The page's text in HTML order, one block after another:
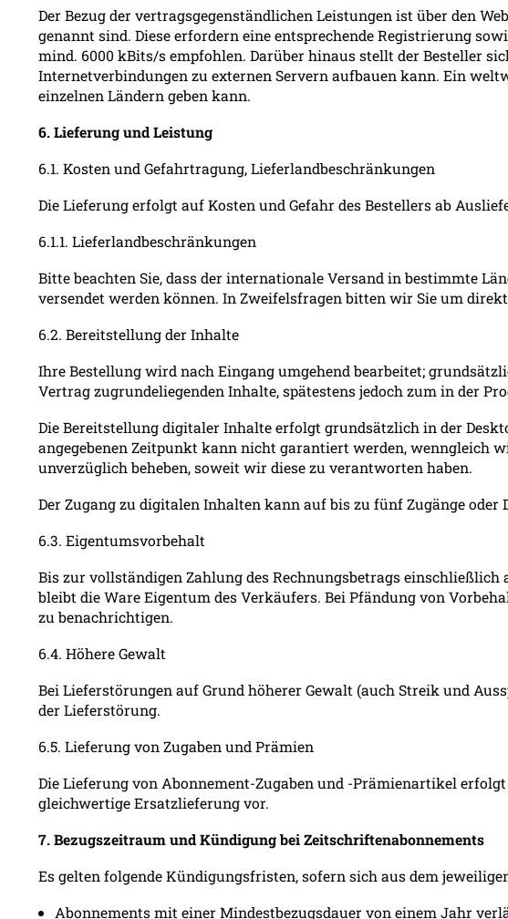
Der Bezug der vertragsgegenständlichen Leistungen ist über den
genannt sind. Diese erfordern eine entsprechende Registrierung
mind. 6000 kBits/s empfohlen. Darüber hinaus stellt der Besteller
Internetverbindungen zu externen Servern aufbauen kann. Ein
einzelnen Ländern geben kann.
6. Lieferung und Leistung
6.1. Kosten und Gefahrtragung, Lieferlandbeschränkungen
Die Lieferung erfolgt auf Kosten und Gefahr des Bestellers ab
6.1.1. Lieferlandbeschränkungen
Bitte beachten Sie, dass der internationale Versand in bestimmte
versendet werden können. In Zweifelsfragen bitten wir Sie um
6.2. Bereitstellung der Inhalte
Ihre Bestellung wird nach Eingang umgehend bearbeitet;
Vertrag zugrundeliegenden Inhalte, spätestens jedoch zum in der
Die Bereitstellung digitaler Inhalte erfolgt grundsätzlich in der
angegebenen Zeitpunkt kann nicht garantiert werden, wenngleich
unverzüglich beheben, soweit wir diese zu verantworten haben.
Der Zugang zu digitalen Inhalten kann auf bis zu fünf Zugänge oder
6.3. Eigentumsvorbehalt
Bis zur vollständigen Zahlung des Rechnungsbetrags
bleibt die Ware Eigentum des Verkäufers. Bei Pfändung von
zu benachrichtigen.
6.4. Höhere Gewalt
Bei Lieferstörungen auf Grund höherer Gewalt (auch Streik und
der Lieferstörung.
6.5. Lieferung von Zugaben und Prämien
Die Lieferung von Abonnement-Zugaben und -Prämienartikel
gleichwertige Ersatzlieferung vor.
7. Bezugszeitraum und Kündigung bei Zeitschriftenabonnements
Es gelten folgende Kündigungsfristen, sofern sich aus dem
Abonnements mit einer Mindestbezugsdauer von einem Jahr